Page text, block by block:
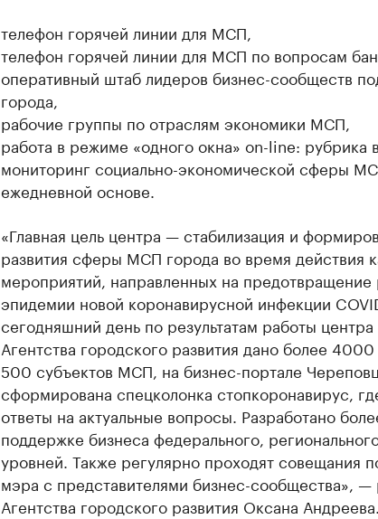
телефон горячей линии для МСП,
телефон горячей линии для МСП по вопросам
оперативный штаб лидеров бизнес-сообществ
города,
рабочие группы по отраслям экономики МСП,
работа в режиме «одного окна» on-line: рубрика
мониторинг социально-экономической сферы
ежедневной основе.
«Главная цель центра — стабилизация и
развития сферы МСП города во время действия
мероприятий, направленных на предотвращение
эпидемии новой коронавирусной инфекции
сегодняшний день по результатам работы
Агентства городского развития дано более
500 субъектов МСП, на бизнес-портале
сформирована спецколонка стопкоронавирус,
ответы на актуальные вопросы. Разработано
поддержке бизнеса федерального,
уровней. Также регулярно проходят совещания
мэра с представителями бизнес-сообщества», —
Агентства городского развития Оксана Андреева.